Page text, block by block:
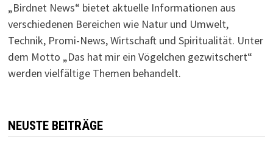
„Birdnet News“ bietet aktuelle Informationen aus
verschiedenen Bereichen wie Natur und Umwelt,
Technik, Promi-News, Wirtschaft und Spiritualität. Unter
dem Motto „Das hat mir ein Vögelchen gezwitschert“
werden vielfältige Themen behandelt.
NEUSTE BEITRÄGE